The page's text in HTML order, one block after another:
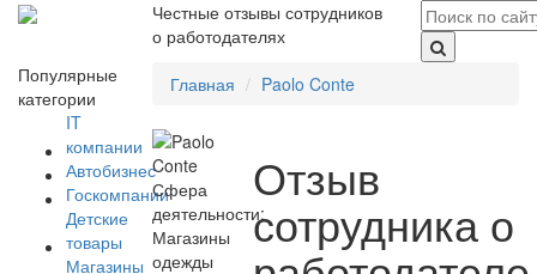
Честные отзывы сотрудников
о работодателях
Популярные
категории
IT
компании
Автобизнес
Госкомпании
Детские
товары
Магазины
Главная Paolo Conte
Сфера
деятельности:
Магазины
одежды
Отзыв
сотрудника о